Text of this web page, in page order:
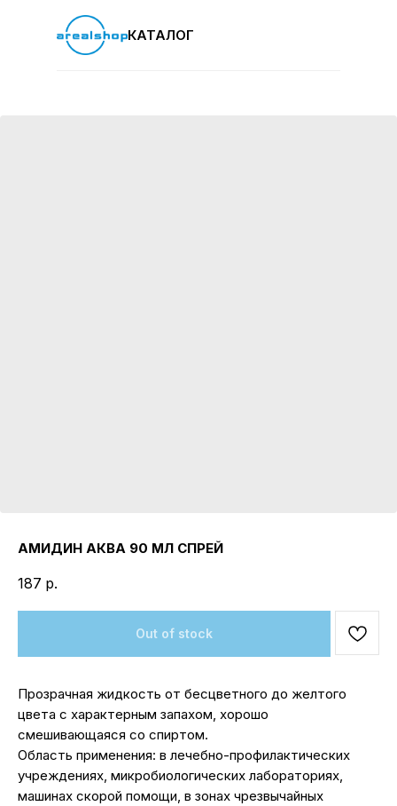
КАТАЛОГ
АМИДИН АКВА 90 МЛ СПРЕЙ
187 р.
Out of stock
Прозрачная жидкость от бесцветного до желтого
цвета с характерным запахом, хорошо
смешивающаяся со спиртом.
Область применения: в лечебно-профилактических
учреждениях, микробиологических лабораториях,
машинах скорой помощи, в зонах чрезвычайных